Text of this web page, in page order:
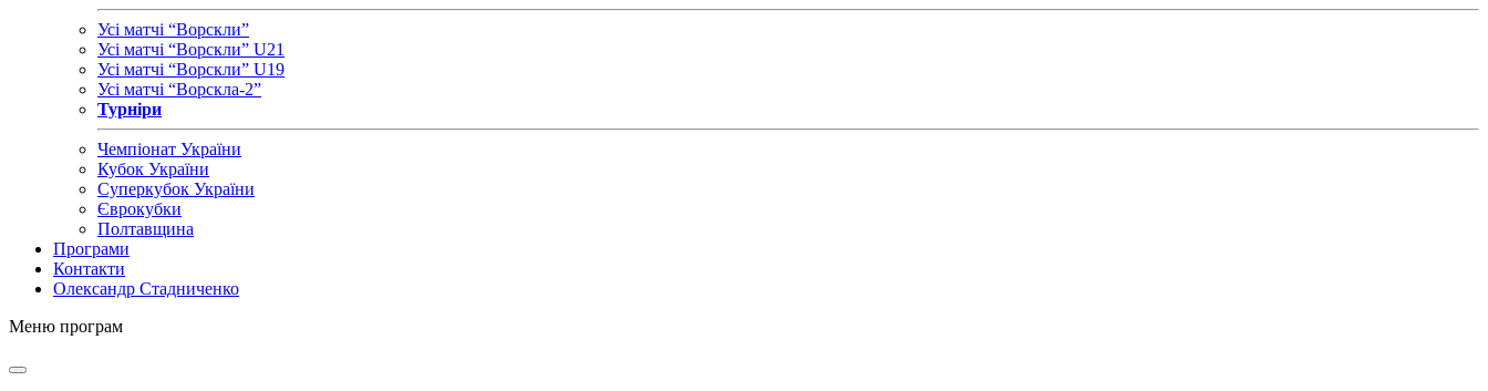
Усі матчі “Ворскли”
Усі матчі “Ворскли” U21
Усі матчі “Ворскли” U19
Усі матчі “Ворскла-2”
Турніри
Чемпіонат України
Кубок України
Суперкубок України
Єврокубки
Полтавщина
Програми
Контакти
Олександр Стадниченко
Меню програм